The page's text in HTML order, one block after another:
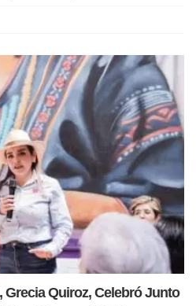
Grecia Quiroz, Celebró Junto